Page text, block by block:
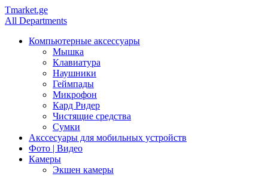
Tmarket.ge
All Departments
Компьютерные аксессуары
Мышка
Клавиатура
Наушники
Геймпады
Микрофон
Кард Ридер
Чистящие средства
Сумки
Акссесуары для мобильных устройств
Фото | Видео
Камеры
Экшен камеры